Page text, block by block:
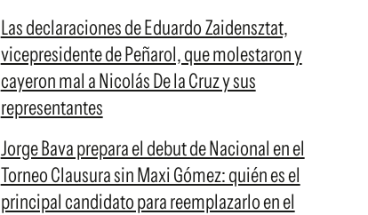
Las declaraciones de Eduardo Zaidensztat,
vicepresidente de Peñarol, que molestaron y
cayeron mal a Nicolás De la Cruz y sus
representantes
Jorge Bava prepara el debut de Nacional en el
Torneo Clausura sin Maxi Gómez: quién es el
principal candidato para reemplazarlo en el